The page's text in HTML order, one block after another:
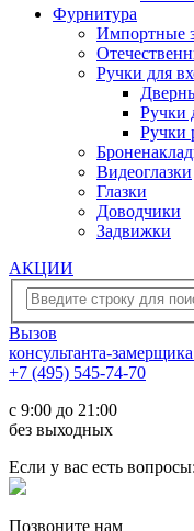
Фурнитура
Импортные
Ручки для
Ручки
Ручки
Видеоглазки
Глазки
Доводчики
Задвижки
АКЦИИ
Вызов
консультанта-замерщика
+7 (495) 545-74-70
c 9:00 до 21:00
без выходных
Если у вас есть вопросы:
Позвоните нам